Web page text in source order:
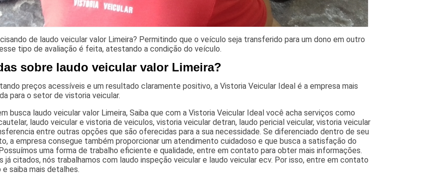
de laudo veicular valor Limeira? Permitindo que o veículo seja transferido para um dono em outro
tipo de avaliação é feita, atestando a condição do veículo.
sobre laudo veicular valor Limeira?
preços acessíveis e um resultado claramente positivo, a Vistoria Veicular Ideal é a empresa mais
para o setor de vistoria veicular.
busca laudo veicular valor Limeira, Saiba que com a Vistoria Veicular Ideal você acha serviços como
laudo veicular e vistoria de veiculos, vistoria veicular detran, laudo pericial veicular, vistoria veicular
entre outras opções que são oferecidas para a sua necessidade. Se diferenciado dentro de seu
a empresa consegue também proporcionar um atendimento cuidadoso e que busca a satisfação do
uma forma de trabalho eficiente e qualidade, entre em contato para obter mais informações.
já citados, nós trabalhamos com laudo inspeção veicular e laudo veicular ecv. Por isso, entre em contato
saiba mais detalhes.